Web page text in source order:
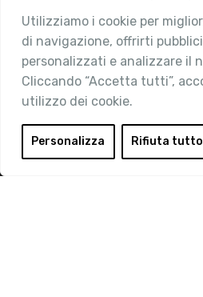
Utilizziamo i cookie per
di navigazione, offrirti
personalizzati e analizzare il
Cliccando “Accetta tutti”,
utilizzo dei cookie.
Personalizza Rifiuta tutto
Chi siamo
Attività
Contatti
Area Riservata
Login
Diventa Socio